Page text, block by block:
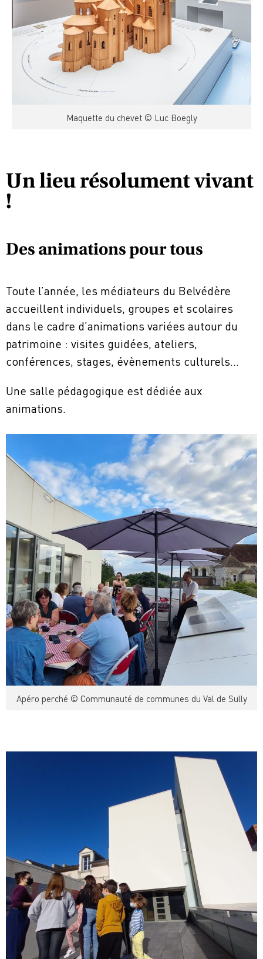
Maquette du chevet © Luc Boegly
Apéro perché © Communauté de communes du Val de Sully
Un lieu résolument vivant
!
Des animations pour tous
Toute l’année, les médiateurs du Belvédère
accueillent individuels, groupes et scolaires
dans le cadre d’animations variées autour du
patrimoine : visites guidées, ateliers,
conférences, stages, évènements culturels…
Une salle pédagogique est dédiée aux
animations.